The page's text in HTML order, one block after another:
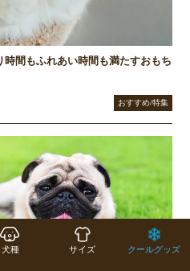
犬種 サイズ クールグッズ
間もふれあい時間も満たすおもち
おすすめ/特集